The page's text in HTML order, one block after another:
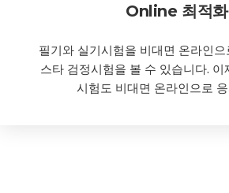
Online 최적화
필기와 실기시험을 비대면 온라인
스타 검정시험을 볼 수 있습니다. 이
시험도 비대면 온라인으로